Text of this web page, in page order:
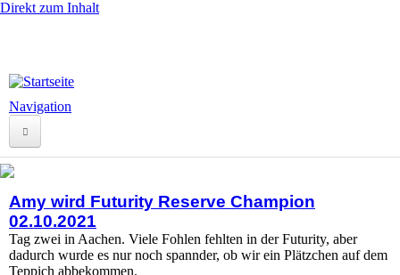
Direkt zum Inhalt
Navigation
Ranch
News
QH-Zucht
Amy wird Futurity Reserve Champion
02.10.2021
Tag zwei in Aachen. Viele Fohlen fehlten in der Futurity, aber
dadurch wurde es nur noch spannder, ob wir ein Plätzchen auf dem
Teppich abbekommen.